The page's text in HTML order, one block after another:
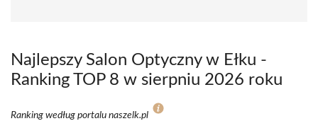
Najlepszy Salon Optyczny w Ełku -
Ranking TOP 8 w sierpniu 2026 roku
Ranking według portalu naszelk.pl